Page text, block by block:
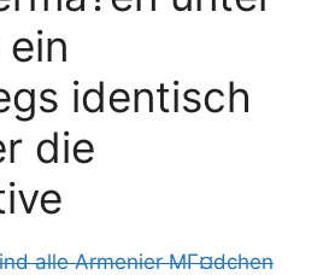
identisch
die
alle Armenier MГ¤dchen